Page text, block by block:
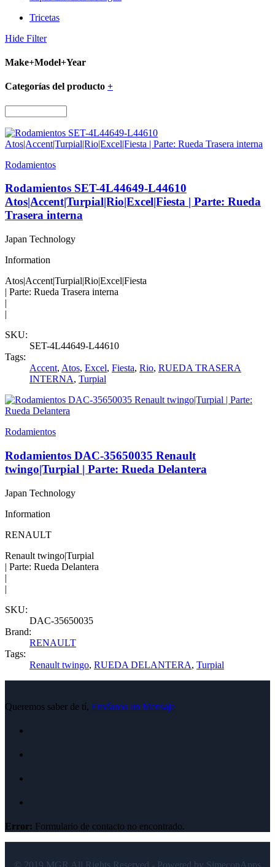
Tricetas
Hide Filter
Make+Model+Year
Categorías del producto +
Rodamientos
Rodamientos SET-4L44649-L44610
Atos|Accent|Turpial|Rio|Excel|Fiesta | Parte: Rueda
Trasera interna
Japan Technology
Information
Atos|Accent|Turpial|Rio|Excel|Fiesta
| Parte: Rueda Trasera interna
|
|
SKU:
SET-4L44649-L44610
Tags:
Accent, Atos, Excel, Fiesta, Rio, RUEDA TRASERA
INTERNA, Turpial
Rodamientos
Rodamientos DAC-35650035 Renault
twingo|Turpial | Parte: Rueda Delantera
Japan Technology
Information
RENAULT
Renault twingo|Turpial
| Parte: Rueda Delantera
|
|
SKU:
DAC-35650035
Brand:
RENAULT
Tags:
Renault twingo, RUEDA DELANTERA, Turpial
Queremos saber de tí, Envíanos un Mensaje
Error: Formulario de contacto no encontrado.
© 2019 MGR All Rights Reserved - Powered by SimeconApps